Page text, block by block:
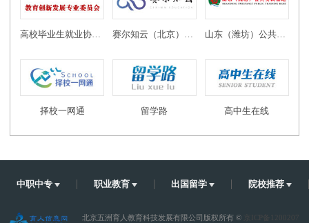
山东（潍坊）公共实训基地
择校一网通 留学路 高中生在线
中职中专 职业教育 出国留学 院校推荐
北京五洲育人教育科技发展有限公司版权所有 ©
京ICP备1200207